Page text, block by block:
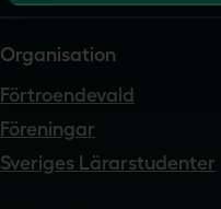
Organisation
Förtroendevald
Föreningar
Sveriges Lärarstudenter